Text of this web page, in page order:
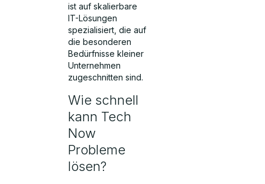
ist auf skalierbare
IT-Lösungen
spezialisiert, die auf
die besonderen
Bedürfnisse kleiner
Unternehmen
zugeschnitten sind.
Wie schnell
kann Tech
Now
Probleme
lösen?